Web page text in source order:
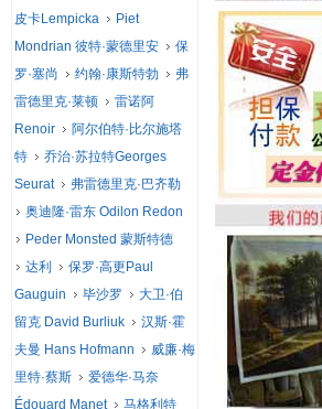
皮卡Lempicka
Piet
Mondrian 彼特·蒙德里安
保
罗·塞尚
约翰·康斯特勃
弗
雷德里克·莱顿
雷诺阿
Renoir
阿尔伯特·比尔施塔
特
乔治·苏拉特Georges
Seurat
弗雷德里克·巴齐勒
奥迪隆·雷东 Odilon Redon
Peder Monsted 蒙斯特德
达利
保罗·高更Paul
Gauguin
毕沙罗
大卫·伯
留克 David Burliuk
汉斯·霍
夫曼 Hans Hofmann
威廉·梅
里特·蔡斯
爱德华·马奈
Édouard Manet
马格利特